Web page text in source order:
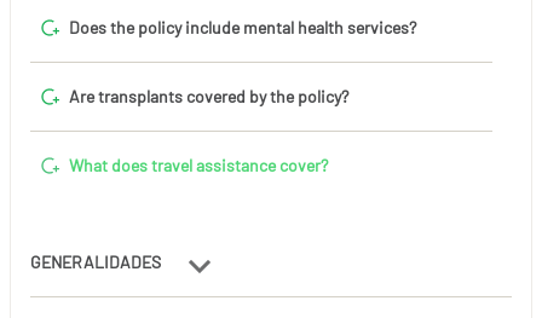
Does the policy include mental health services?
Are transplants covered by the policy?
What does travel assistance cover?
GENERALIDADES